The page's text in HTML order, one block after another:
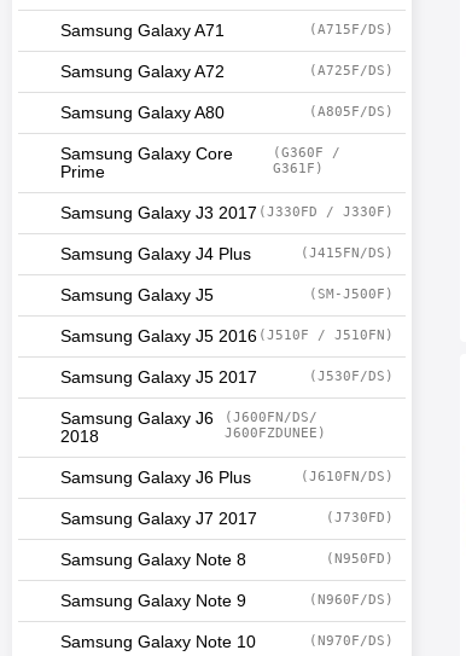
Samsung Galaxy A71 (A715F/DS)
Samsung Galaxy A72 (A725F/DS)
Samsung Galaxy A80 (A805F/DS)
Samsung Galaxy Core
Prime
(G360F /
G361F)
Samsung Galaxy J3 2017 (J330FD / J330F)
Samsung Galaxy J4 Plus (J415FN/DS)
Samsung Galaxy J5 (SM-J500F)
Samsung Galaxy J5 2016 (J510F / J510FN)
Samsung Galaxy J5 2017 (J530F/DS)
Samsung Galaxy J6
2018
(J600FN/DS/
J600FZDUNEE)
Samsung Galaxy J6 Plus (J610FN/DS)
Samsung Galaxy J7 2017 (J730FD)
Samsung Galaxy Note 8 (N950FD)
Samsung Galaxy Note 9 (N960F/DS)
Samsung Galaxy Note 10 (N970F/DS)